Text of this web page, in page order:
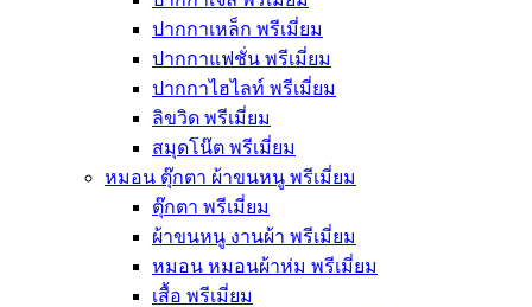
ปากกาเหล็ก พรีเมี่ยม
ปากกาแฟชั่น พรีเมี่ยม
ปากกาไฮไลท์ พรีเมี่ยม
ลิขวิด พรีเมี่ยม
สมุดโน๊ต พรีเมี่ยม
หมอน ตุ๊กตา ผ้าขนหนู พรีเมี่ยม
ตุ๊กตา พรีเมี่ยม
ผ้าขนหนู งานผ้า พรีเมี่ยม
หมอน หมอนผ้าห่ม พรีเมี่ยม
เสื้อ พรีเมี่ยม